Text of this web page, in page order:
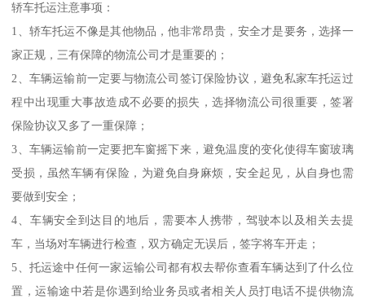
轿车托运注意事项：
1、轿车托运不像是其他物品，他非常昂贵，安全才是要务，选择一
家正规，三有保障的物流公司才是重要的；
2、车辆运输前一定要与物流公司签订保险协议，避免私家车托运过
程中出现重大事故造成不必要的损失，选择物流公司很重要，签署
保险协议又多了一重保障；
3、车辆运输前一定要把车窗摇下来，避免温度的变化使得车窗玻璃
受损，虽然车辆有保险，为避免自身麻烦，安全起见，从自身也需
要做到安全；
4、车辆安全到达目的地后，需要本人携带，驾驶本以及相关去提
车，当场对车辆进行检查，双方确定无误后，签字将车开走；
5、托运途中任何一家运输公司都有权去帮你查看车辆达到了什么位
置，运输途中若是你遇到给业务员或者相关人员打电话不提供物流